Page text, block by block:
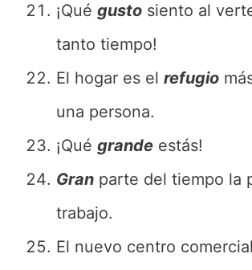
¡Qué gusto siento al
tanto tiempo!
El hogar es el refugio
una persona.
¡Qué grande estás!
Gran parte del tiempo la
trabajo.
El nuevo centro